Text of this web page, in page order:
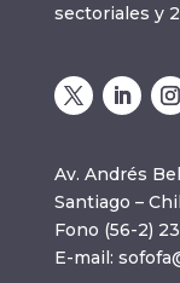
sectoriales y
Av. Andrés
Santiago –
Fono (56-2)
E-mail: